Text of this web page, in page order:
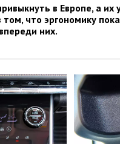
в Европе, а их
что эргономику
них.